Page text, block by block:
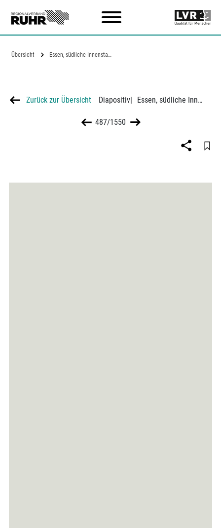
Übersicht Essen, südliche Innenstadt, Zustand 1939…
Zurück zur Übersicht Diapositiv| Essen, südliche Innenstadt, Zustand 1939 und Neuordnungsplan
487/1550